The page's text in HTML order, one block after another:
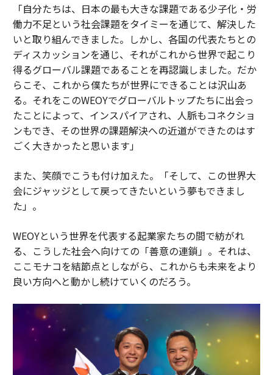
「自分たちは、日本の最も大きな課題である少子化・労
働力不足という社会課題をタイミーを通じて、解決した
いと取り組んできました。しかし、各国の代表たちとの
ディスカッションを通じ、それがこれから世界で起こり
得るグローバル課題であることを再認識しました。だか
らこそ、これから僕たちが世界にできることは沢山あ
る。それをこのWEOYでグローバルトップたちに出会っ
たことによって、インスパイアされ、人脈もコネクショ
ンもでき、その世界の課題解決への近道ができたのはす
ごく大きかったと思います」
また、笑顔でこうも付け加えた。「そして、この世界大
会にジャッジとして戻ってきたいという夢もできまし
た」。
WEOYという世界を代表する起業家たちの間で紡がれ
る、こうした社会へ向けての「善意の連鎖」。それは、
ここモナコを結節点としながら、これからも未来をより
良い方向へと動かし続けていくのだろう。